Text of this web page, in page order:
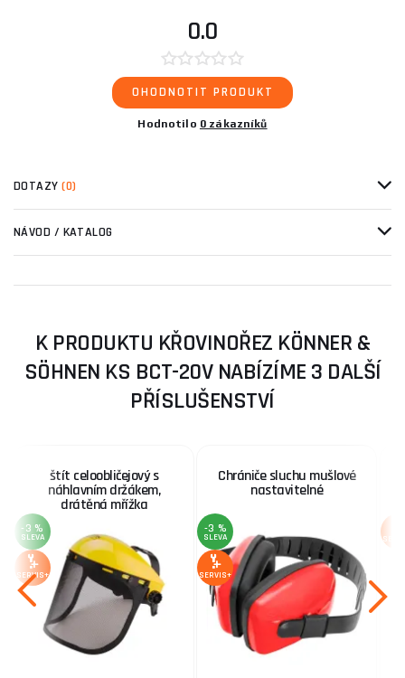
0.0
OHODNOTIT PRODUKT
Hodnotilo 0 zákazníků
DOTAZY(0)
NÁVOD / KATALOG
K PRODUKTU KŘOVINOŘEZ KÖNNER &
SÖHNEN KS BCT-20V NABÍZÍME 3 DALŠÍ
PŘÍSLUŠENSTVÍ
štít celoobličejový s
náhlavním držákem,
drátěná mřížka
-3 %
SLEVA
SERVIS+
Chrániče sluchu mušlové
nastavitelné
-3 %
SLEVA
SERVIS+